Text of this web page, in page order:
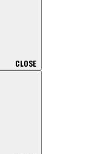
CLOSE